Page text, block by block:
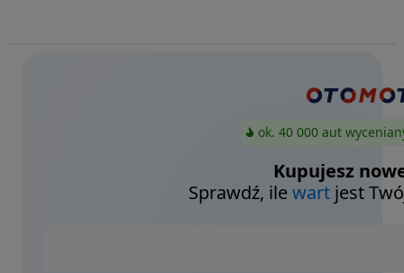
ok. 40 000 aut
Kupujesz
Sprawdź, ilewart jest